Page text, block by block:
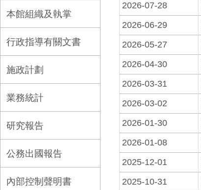
本館組織及執掌
行政指導有關文書
施政計劃
業務統計
研究報告
公務出國報告
內部控制聲明書
2026-07-28
2026-06-29
2026-05-27
2026-04-30
2026-03-31
2026-03-02
2026-01-30
2026-01-08
2025-12-01
2025-10-31